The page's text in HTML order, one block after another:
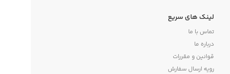
لینک های سریع
تماس با ما
درباره ما
قوانین و مقررات
رویه ارسال سفارش